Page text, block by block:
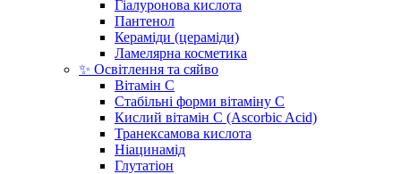
Гіалуронова кислота
Пантенол
Кераміди (цераміди)
Ламелярна косметика
✨ Освітлення та сяйво
Вітамін С
Стабільні форми вітаміну С
Кислий вітамін С (Ascorbic Acid)
Транексамова кислота
Ніацинамід
Глутатіон